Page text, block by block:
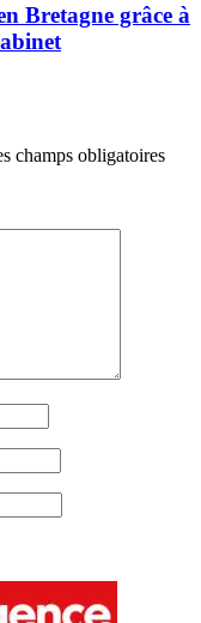
Bretagne grâce à
champs obligatoires